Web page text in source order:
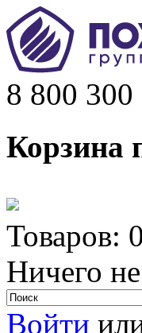
8 800 300
Корзина
Товаров:
Ничего
Войти